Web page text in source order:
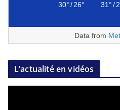
30°/26° 31°/
Data from
L’actualité en vidéos